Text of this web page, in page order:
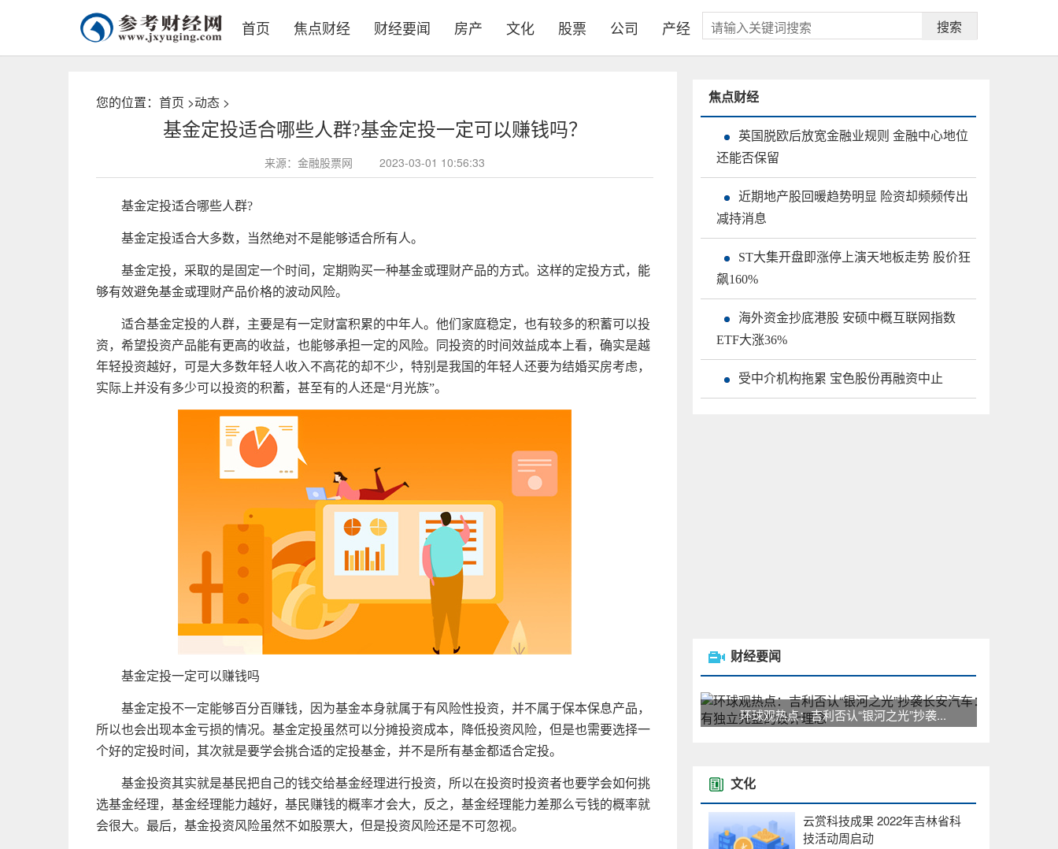
首页 焦点财经 财经要闻 房产 文化 股票 公司 产经 搜索
您的位置： 首页 >动态 >
基金定投适合哪些人群?基金定投一定可以赚钱吗？
来源：金融股票网 2023-03-01 10:56:33
基金定投适合哪些人群?
基金定投适合大多数，当然绝对不是能够适合所有人。
基金定投，采取的是固定一个时间，定期购买一种基金或理财产品的方式。这样的定投方式，能
够有效避免基金或理财产品价格的波动风险。
适合基金定投的人群，主要是有一定财富积累的中年人。他们家庭稳定，也有较多的积蓄可以投
资，希望投资产品能有更高的收益，也能够承担一定的风险。同投资的时间效益成本上看，确实是越
年轻投资越好，可是大多数年轻人收入不高花的却不少，特别是我国的年轻人还要为结婚买房考虑，
实际上并没有多少可以投资的积蓄，甚至有的人还是“月光族”。
基金定投一定可以赚钱吗
基金定投不一定能够百分百赚钱，因为基金本身就属于有风险性投资，并不属于保本保息产品，
所以也会出现本金亏损的情况。 基金定投虽然可以分摊投资成本，降低投资风险，但是也需要选择一
个好的定投时间，其次就是要学会挑合适的定投基金，并不是所有基金都适合定投。
基金投资其实就是基民把自己的钱交给基金经理进行投资，所以在投资时投资者也要学会如何挑
选基金经理， 基金经理能力越好，基民赚钱的概率才会大，反之， 基金经理能力差那么亏钱的概率就
会很大。最后， 基金投资风险虽然不如股票大，但是投资风险还是不可忽视。
焦点财经
英国脱欧后放宽金融业规则 金融中心地位
还能否保留
近期地产股回暖趋势明显 险资却频频传出
减持消息
ST大集开盘即涨停上演天地板走势 股价狂
飙160%
海外资金抄底港股 安硕中概互联网指数
ETF大涨36%
受中介机构拖累 宝色股份再融资中止
财经要闻
环球观热点：吉利否认“银河之光”抄袭...
文化
云赏科技成果 2022年吉林省科
技活动周启动